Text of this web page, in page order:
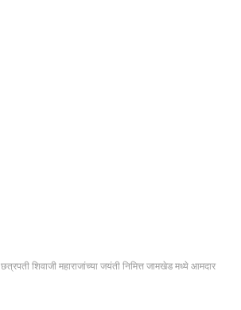
छत्रपती शिवाजी महाराजांच्या जयंती निमित्त जामखेड मध्ये आमदार